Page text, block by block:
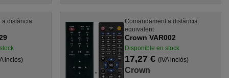
a distància
inclòs)
Comandament a distància
equivalent
Crown VAR002
Disponible en stock
17,27 €(IVA inclòs)
Crown